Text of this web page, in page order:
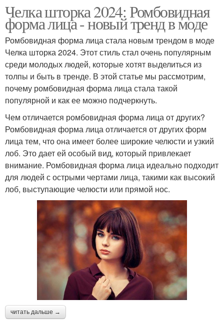
Челка шторка 2024: Ромбовидная
форма лица - новый тренд в моде
Ромбовидная форма лица стала новым трендом в моде
Челка шторка 2024. Этот стиль стал очень популярным
среди молодых людей, которые хотят выделиться из
толпы и быть в тренде. В этой статье мы рассмотрим,
почему ромбовидная форма лица стала такой
популярной и как ее можно подчеркнуть.
Чем отличается ромбовидная форма лица от других?
Ромбовидная форма лица отличается от других форм
лица тем, что она имеет более широкие челюсти и узкий
лоб. Это дает ей особый вид, который привлекает
внимание. Ромбовидная форма лица идеально подходит
для людей с острыми чертами лица, такими как высокий
лоб, выступающие челюсти или прямой нос.
читать дальше →